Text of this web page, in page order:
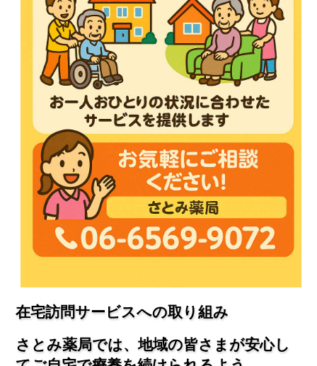
在宅訪問サービスへの取り組み
さとみ薬局では、地域の皆さまが安心し